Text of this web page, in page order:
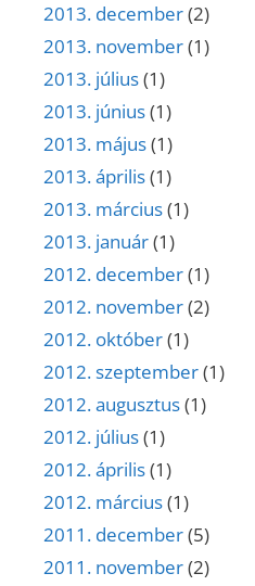
2013. december(2)
2013. november(1)
2013. július(1)
2013. június(1)
2013. május(1)
2013. április(1)
2013. március(1)
2013. január(1)
2012. december(1)
2012. november(2)
2012. október(1)
2012. szeptember(1)
2012. augusztus(1)
2012. július(1)
2012. április(1)
2012. március(1)
2011. december(5)
2011. november(2)